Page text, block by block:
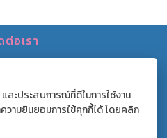
ต่อเรา
นาวา กรุงเทพฯ 10120
+(66) 02 169 1766 ext. 0
ละประสบการณ์ที่ดีในการใช้งาน
วามยินยอมการใช้คุกกี้ได้ โดยคลิก